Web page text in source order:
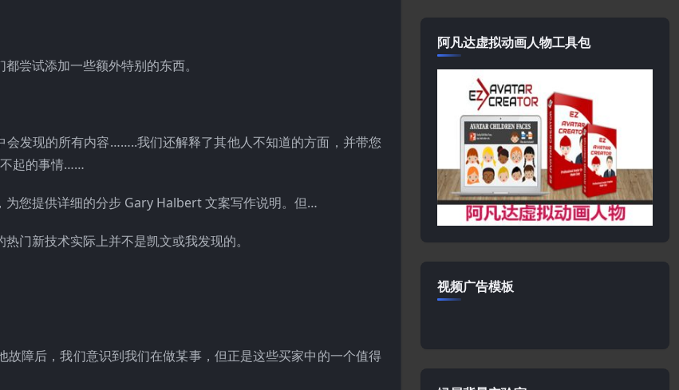
尝试添加一些额外特别的东西。
发现的所有内容……..我们还解释了其他人不知道的方面，并带您
起的事情……
您提供详细的分步 Gary Halbert 文案写作说明。但…
门新技术实际上并不是凯文或我发现的。
障后，我们意识到我们在做某事，但正是这些买家中的一个值得
阿凡达虚拟动画人物工具包
视频广告模板